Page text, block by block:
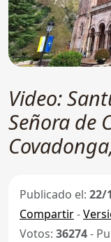
Video:
Señora de
Publicado el: 22/
Compartir-
Votos: 36274-